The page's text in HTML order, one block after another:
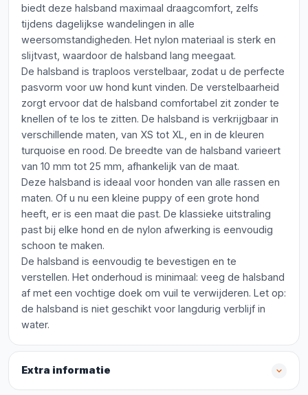
biedt deze halsband maximaal draagcomfort, zelfs
tijdens dagelijkse wandelingen in alle
weersomstandigheden. Het nylon materiaal is sterk en
slijtvast, waardoor de halsband lang meegaat.
De halsband is traploos verstelbaar, zodat u de perfecte
pasvorm voor uw hond kunt vinden. De verstelbaarheid
zorgt ervoor dat de halsband comfortabel zit zonder te
knellen of te los te zitten. De halsband is verkrijgbaar in
verschillende maten, van XS tot XL, en in de kleuren
turquoise en rood. De breedte van de halsband varieert
van 10 mm tot 25 mm, afhankelijk van de maat.
Deze halsband is ideaal voor honden van alle rassen en
maten. Of u nu een kleine puppy of een grote hond
heeft, er is een maat die past. De klassieke uitstraling
past bij elke hond en de nylon afwerking is eenvoudig
schoon te maken.
De halsband is eenvoudig te bevestigen en te
verstellen. Het onderhoud is minimaal: veeg de halsband
af met een vochtige doek om vuil te verwijderen. Let op:
de halsband is niet geschikt voor langdurig verblijf in
water.
Extra informatie